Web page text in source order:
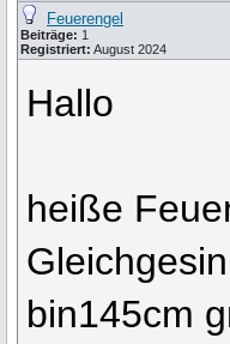
Feuerengel
Beiträge: 1
Registriert: August 2024
Hallo
heiße
bin145cm